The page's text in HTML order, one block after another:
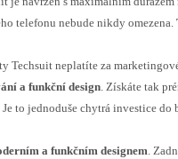
telefonu nebude nikdy omezena.
Techsuit neplatíte za
a funkční design. Získáte tak
to jednoduše chytrá investice do
a funkčním designem.